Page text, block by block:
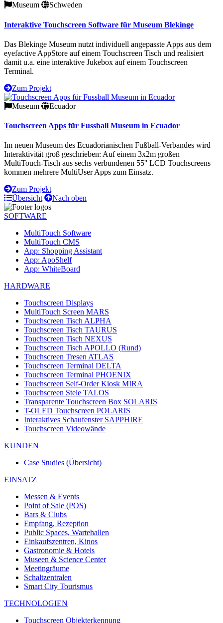
Museum Schweden
Interaktive Touchscreen Software für Museum Blekinge
Das Blekinge Museum nutzt individuell angepasste Apps aus dem
eyefactive AppStore auf einem Touchscreen Tisch und realisiert
damit u.a. eine interaktive Jukebox auf einem Touchscreen
Terminal.
Zum Projekt
Museum Ecuador
Touchscreen Apps für Fussball Museum in Ecuador
Im neuen Museum des Ecuadorianischen Fußball-Verbandes wird
Interaktivität groß geschrieben: Auf einem 3x2m großen
MultiTouch-Tisch aus sechs verbundenen 55'' LCD Touchscreens
kommen mehrere MultiUser Apps zum Einsatz.
Zum Projekt
Übersicht
Nach oben
SOFTWARE
MultiTouch Software
MultiTouch CMS
App: Shopping Assistant
App: ApoShelf
App: WhiteBoard
HARDWARE
Touchscreen Displays
MultiTouch Screen MARS
Touchscreen Tisch ALPHA
Touchscreen Tisch TAURUS
Touchscreen Tisch NEXUS
Touchscreen Tisch APOLLO (Rund)
Touchscreen Tresen ATLAS
Touchscreen Terminal DELTA
Touchscreen Terminal PHOENIX
Touchscreen Self-Order Kiosk MIRA
Touchscreen Stele TALOS
Transparente Touchscreen Box SOLARIS
T-OLED Touchscreen POLARIS
Interaktives Schaufenster SAPPHIRE
Touchscreen Videowände
KUNDEN
Case Studies (Übersicht)
EINSATZ
Messen & Events
Point of Sale (POS)
Bars & Clubs
Empfang, Rezeption
Public Spaces, Wartehallen
Einkaufszentren, Kinos
Gastronomie & Hotels
Museen & Science Center
Meetingräume
Schaltzentralen
Smart City Tourismus
TECHNOLOGIEN
Touchscreen Objekterkennung